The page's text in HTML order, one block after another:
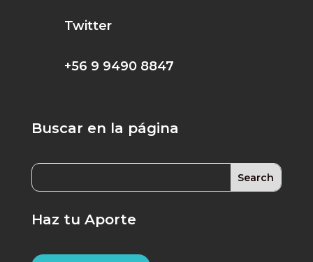
Twitter
+56 9 9490 8847
Buscar en la página
Haz tu Aporte